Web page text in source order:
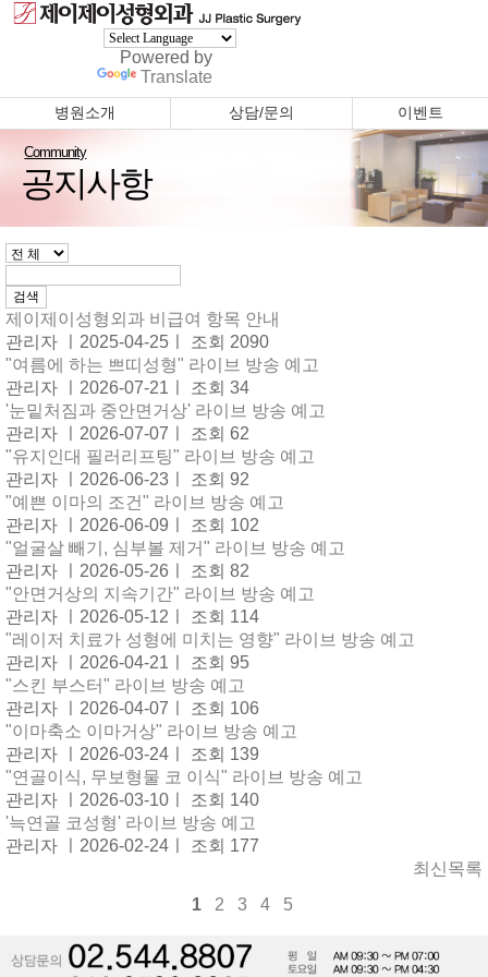
Powered by
Translate
병원소개 상담/문의 이벤트
Community
공지사항
제이제이성형외과 비급여 항목 안내
관리자 ㅣ2025-04-25ㅣ 조회 2090
"여름에 하는 쁘띠성형" 라이브 방송 예고
관리자 ㅣ2026-07-21ㅣ 조회 34
'눈밑처짐과 중안면거상' 라이브 방송 예고
관리자 ㅣ2026-07-07ㅣ 조회 62
"유지인대 필러리프팅" 라이브 방송 예고
관리자 ㅣ2026-06-23ㅣ 조회 92
"예쁜 이마의 조건" 라이브 방송 예고
관리자 ㅣ2026-06-09ㅣ 조회 102
"얼굴살 빼기, 심부볼 제거" 라이브 방송 예고
관리자 ㅣ2026-05-26ㅣ 조회 82
"안면거상의 지속기간" 라이브 방송 예고
관리자 ㅣ2026-05-12ㅣ 조회 114
"레이저 치료가 성형에 미치는 영향" 라이브 방송 예고
관리자 ㅣ2026-04-21ㅣ 조회 95
"스킨 부스터" 라이브 방송 예고
관리자 ㅣ2026-04-07ㅣ 조회 106
"이마축소 이마거상" 라이브 방송 예고
관리자 ㅣ2026-03-24ㅣ 조회 139
"연골이식, 무보형물 코 이식" 라이브 방송 예고
관리자 ㅣ2026-03-10ㅣ 조회 140
'늑연골 코성형' 라이브 방송 예고
관리자 ㅣ2026-02-24ㅣ 조회 177
최신목록
1
2 3 4 5